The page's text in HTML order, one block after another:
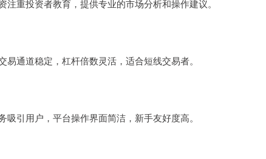
注重投资者教育，提供专业的市场分析和操作建议。
易通道稳定，杠杆倍数灵活，适合短线交易者。
吸引用户，平台操作界面简洁，新手友好度高。